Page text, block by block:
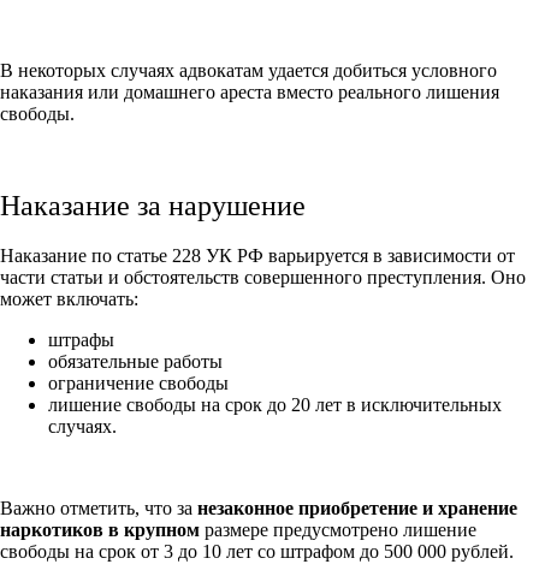
В некоторых случаях адвокатам удается добиться условного
наказания или домашнего ареста вместо реального лишения
свободы.
Наказание за нарушение
Наказание по статье 228 УК РФ варьируется в зависимости от
части статьи и обстоятельств совершенного преступления. Оно
может включать:
штрафы
обязательные работы
ограничение свободы
лишение свободы на срок до 20 лет в исключительных
случаях.
Важно отметить, что за незаконное приобретение и хранение
наркотиков в крупном размере предусмотрено лишение
свободы на срок от 3 до 10 лет со штрафом до 500 000 рублей.